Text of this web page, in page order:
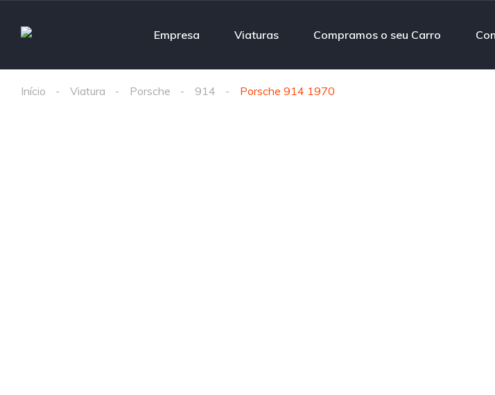
Empresa Viaturas Compramos o seu Carro
Início Viatura Porsche 914 Porsche 914 1970